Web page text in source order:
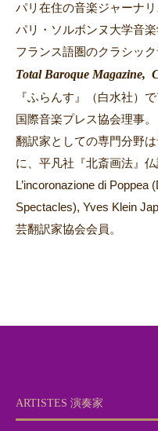
パリ在住の音楽ジャーナリ
パリ・ソルボンヌ大学音
フランス語圏のクラシッ
Total Baroque Magazine,
『ふらんす』（白水社）で
国際音楽プレス協会理事。
翻訳家としての専門分野
に、平凡社『北斎画法』
L’incoronazione di Poppea
Spectacles), Yves Klein
芸翻訳家協会会員。
ARTISTES 演奏家